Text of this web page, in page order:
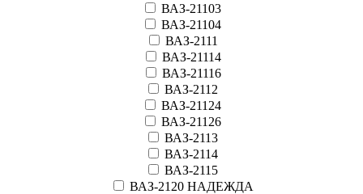
ВАЗ-21103
ВАЗ-21104
ВАЗ-2111
ВАЗ-21114
ВАЗ-21116
ВАЗ-2112
ВАЗ-21124
ВАЗ-21126
ВАЗ-2113
ВАЗ-2114
ВАЗ-2115
ВАЗ-2120 НАДЕЖДА